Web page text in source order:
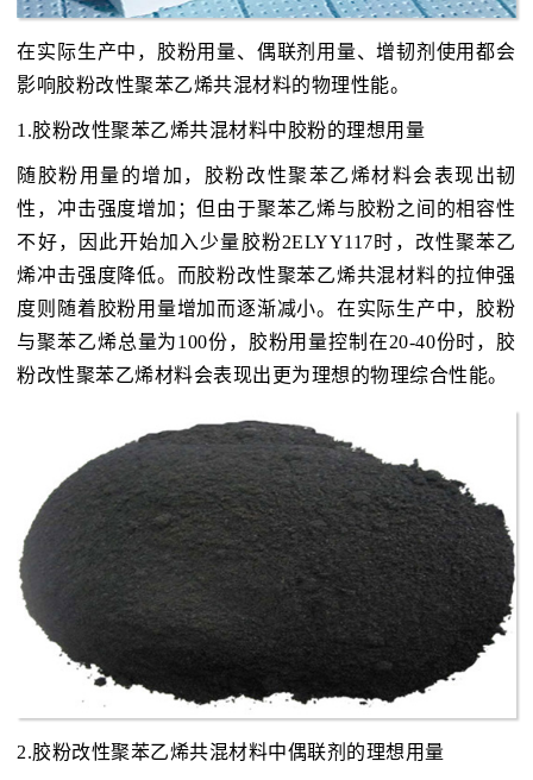
在实际生产中，胶粉用量、偶联剂用量、增韧剂使用都会
影响胶粉改性聚苯乙烯共混材料的物理性能。
1.胶粉改性聚苯乙烯共混材料中胶粉的理想用量
随胶粉用量的增加，胶粉改性聚苯乙烯材料会表现出韧
性，冲击强度增加；但由于聚苯乙烯与胶粉之间的相容性
不好，因此开始加入少量胶粉2ELYY117时，改性聚苯乙
烯冲击强度降低。而胶粉改性聚苯乙烯共混材料的拉伸强
度则随着胶粉用量增加而逐渐减小。在实际生产中，胶粉
与聚苯乙烯总量为100份，胶粉用量控制在20-40份时，胶
粉改性聚苯乙烯材料会表现出更为理想的物理综合性能。
2.胶粉改性聚苯乙烯共混材料中偶联剂的理想用量